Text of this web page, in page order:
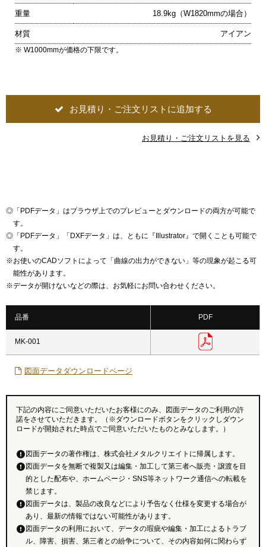
重量 18.9kg（W1820mmの場合）
材質 アイアン
※ W1000mmが価格の下限です。
お見積り・ご注文リストに追加する
お見積り・ご注文リストを見る
◎ 「PDFデータ」はブラウザ上でのプレビューとダウンロードの両方が可能で
す。
◎ 「PDFデータ」「DXFデータ」は、ともに『Illustrator』で開くことも可能で
す。
※お使いのCADソフトによって「曲線の出力ができない」等の現象が起こる可
能性があります。
※データが開けないなどの際は、お気軽にお問い合わせください。
品番 PDF
MK-001
図面データダウンロードページ
下記の内容にご同意いただいたお客様にのみ、図面データのご利用の許
諾をさせていただきます。（※ダウンロードボタンをクリックしダウン
ロードが開始された時点でご同意いただいたものとみなします。）
図面データの著作権は、株式会社メタルクリエイトに帰属します。
図面データを無断で複製又は編集・加工して第三者へ販売・譲渡を目
的とした配布や、ホームページ・SNS等ネットワーク通信への転載を
禁じます。
図面データは、製品の改良などにより予告なく仕様を変更する場合が
あり、最新の情報ではない可能性があります。
図面データの利用において、データの瑕疵や編集・加工によるトラブ
ル、障害、損害、第三者との紛争について、その内容如何に関わらず